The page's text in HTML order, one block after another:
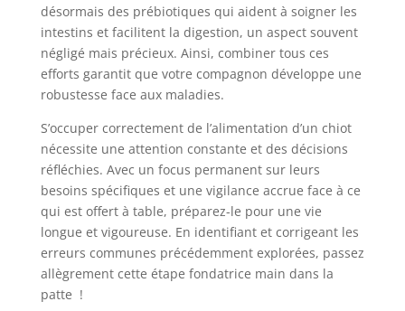
désormais des prébiotiques qui aident à soigner les
intestins et facilitent la digestion, un aspect souvent
négligé mais précieux. Ainsi, combiner tous ces
efforts garantit que votre compagnon développe une
robustesse face aux maladies.
S’occuper correctement de l’alimentation d’un chiot
nécessite une attention constante et des décisions
réfléchies. Avec un focus permanent sur leurs
besoins spécifiques et une vigilance accrue face à ce
qui est offert à table, préparez-le pour une vie
longue et vigoureuse. En identifiant et corrigeant les
erreurs communes précédemment explorées, passez
allègrement cette étape fondatrice main dans la
patte !